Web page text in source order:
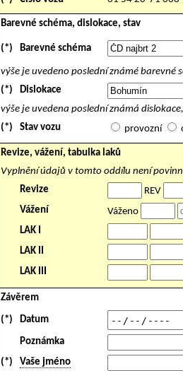
Barevné schéma, dislokace, stav
(*) Barevné schéma
výše je uvedeno poslední známé
(*)
Dislokace
výše je uvedena poslední známá
(*)
Stav vozu provozní
Revize, vážení, tabulka laků
Vyplnění údajů v tomto oddílu není
Revize
REV
Vážení
Váženo
LAK I
LAK II
LAK III
Závěrem
(*) Datum
Poznámka
(*)
Vaše jméno